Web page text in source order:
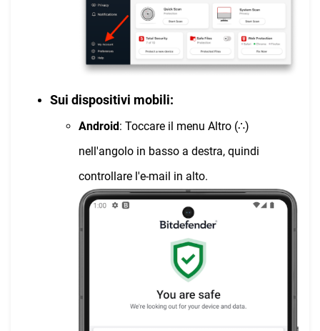
Sui dispositivi mobili:
Android : Toccare il menu Altro (∴)
nell'angolo in basso a destra, quindi
controllare l'e-mail in alto.